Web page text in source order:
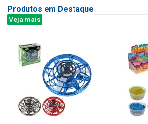
Produtos em Destaque
Veja mais